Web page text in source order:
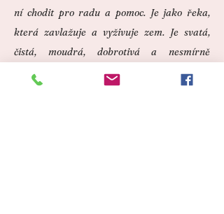
ní chodit pro radu a pomoc. Je jako řeka,
která zavlažuje a vyživuje zem. Je svatá,
čistá, moudrá, dobrotivá a nesmírně
krásná.“